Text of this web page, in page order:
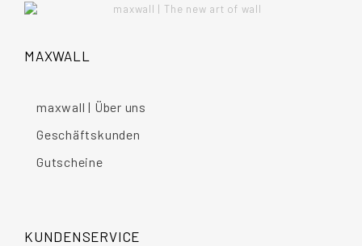
MAXWALL
maxwall | Über uns
Geschäftskunden
Gutscheine
KUNDENSERVICE